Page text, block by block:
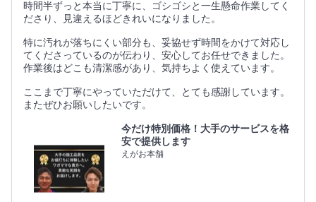
時間半ずっと本当に丁寧に、ゴシゴシと一生懸命作業してく
ださり、見違えるほどきれいになりました。
特に汚れが落ちにくい部分も、妥協せず時間をかけて対応し
てくださっているのが伝わり、安心してお任せできました。
作業後はどこも清潔感があり、気持ちよく使えています。
ここまで丁寧にやっていただけて、とても感謝しています。
またぜひお願いしたいです。
今だけ特別価格！大手のサービスを格
安で提供します
えがお本舗